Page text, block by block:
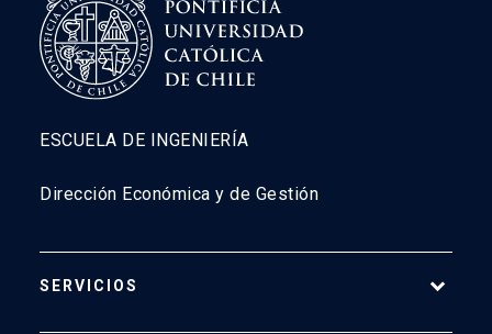
ESCUELA DE INGENIERÍA
Dirección Económica y de Gestión
SERVICIOS